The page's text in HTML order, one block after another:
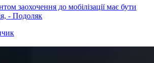
заохочення до мобілізації має бути
- Подоляк